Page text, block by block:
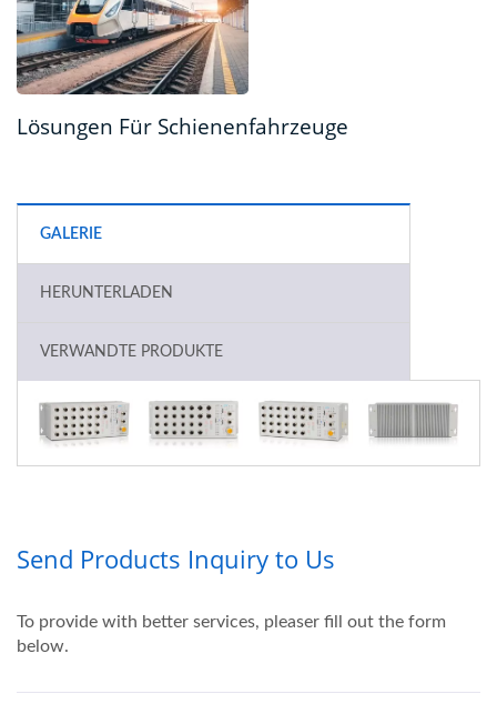
Lösungen Für Schienenfahrzeuge
GALERIE
HERUNTERLADEN
VERWANDTE PRODUKTE